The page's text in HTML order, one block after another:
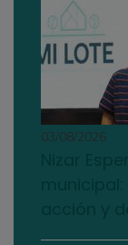
03/08/2026